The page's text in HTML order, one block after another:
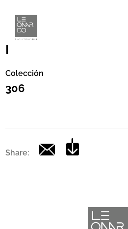
Código
|
Colección
306
Share: